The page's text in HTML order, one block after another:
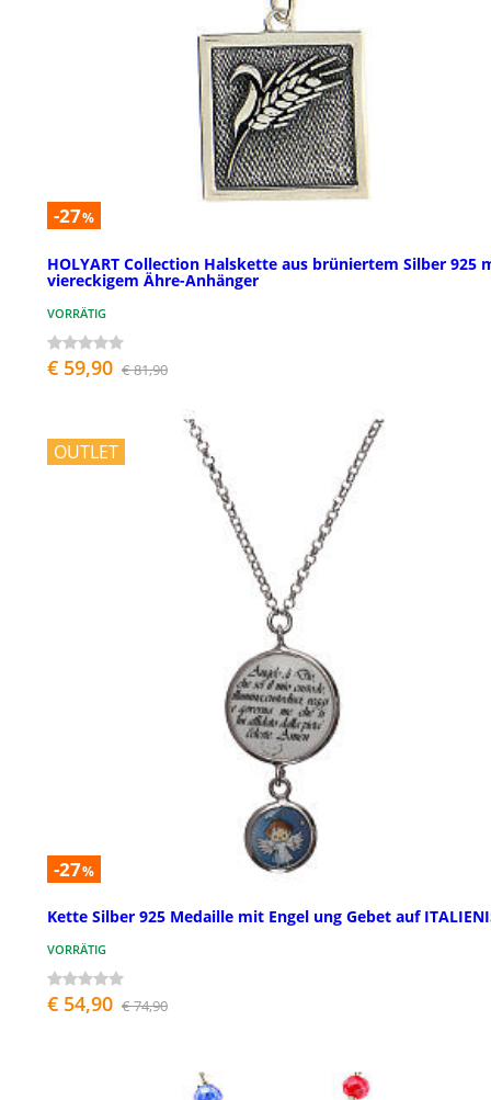
-27%
HOLYART Collection Halskette aus brüniertem Silber 925
viereckigem Ähre-Anhänger
VORRÄTIG
€ 59,90 € 81,90
OUTLET
-27%
Kette Silber 925 Medaille mit Engel ung Gebet auf
VORRÄTIG
€ 54,90 € 74,90